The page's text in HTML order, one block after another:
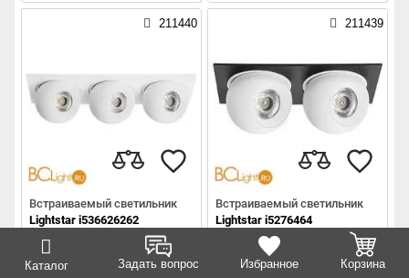
Каталог Задать вопрос Избранное Корзина
211440
Встраиваемый светильник
Lightstar i536626262
Intero new
В наличии
211439
Встраиваемый светильник
Lightstar i5276464
Коллекция:
В наличии